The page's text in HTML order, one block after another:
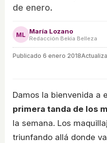
de enero.
ML María Lozano
Redacción Bekia Belleza
Publicado 6 enero 2018
Damos la bienvenida a
primera tanda de los
la semana. Los
triunfando allá donde